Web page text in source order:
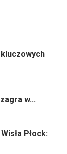
kluczowych
w...
Płock: